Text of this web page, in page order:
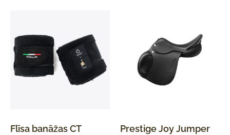
Flīsa banāžas CT
Prestige Joy Jumper